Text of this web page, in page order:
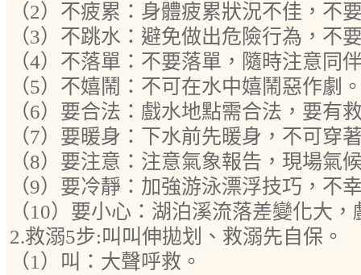
（2）不疲累：身體疲累狀況不佳，不
（3）不跳水：避免做出危險行為，不
（4）不落單：不要落單，隨時注意同
（5）不嬉鬧：不可在水中嬉鬧惡作劇
（6）要合法：戲水地點需合法，要有
（7）要暖身：下水前先暖身，不可穿
（8）要注意：注意氣象報告，現場氣
（9）要冷靜：加強游泳漂浮技巧，不
（10）要小心：湖泊溪流落差變化大
2.救溺5步:叫叫伸拋划、救溺先自保。
（1）叫：大聲呼救。